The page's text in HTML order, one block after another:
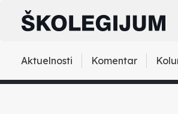
Aktuelnosti Komentar